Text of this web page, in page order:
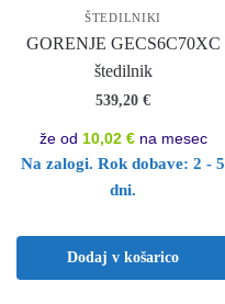
ŠTEDILNIKI
GORENJE GECS6C70XC
štedilnik
539,20 €
že od 10,02 €na mesec
Na zalogi. Rok dobave: 2 - 5
dni.
Dodaj v košarico